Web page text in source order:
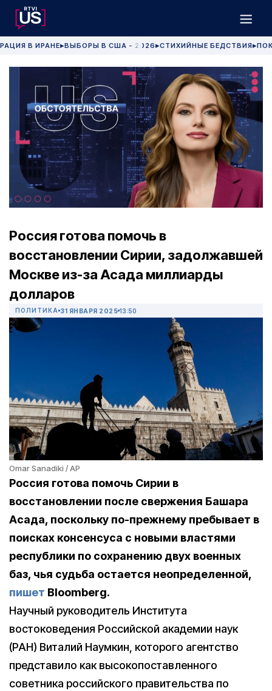
В ИРАНЕ▶ВЫБОРЫ В США - 2026 ▶СТИХИЙНЫЕ БЕДСТВИЯ▶
Россия готова помочь в
восстановлении Сирии, задолжавшей
Москве из-за Асада миллиарды
долларов
ПОЛИТИКА 31 ЯНВАРЯ 2025 13:50
Omar Sanadiki / AP
Россия готова помочь Сирии в
восстановлении после свержения Башара
Асада, поскольку по-прежнему пребывает в
поисках консенсуса с новыми властями
республики по сохранению двух военных
баз, чья судьба остается неопределенной,
пишет Bloomberg.
Научный руководитель Института
востоковедения Российской академии наук
(РАН) Виталий Наумкин, которого агентство
представило как высокопоставленного
советника российского правительства по